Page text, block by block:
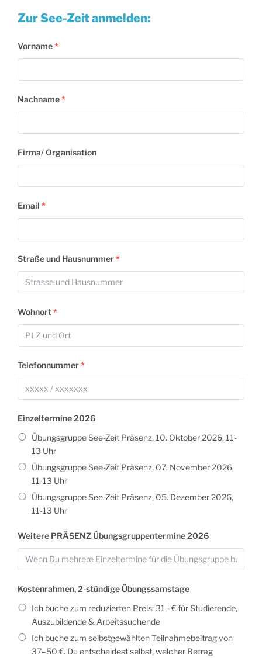
Zur See-Zeit anmelden:
Vorname*
Nachname*
Firma/ Organisation
Email *
Straße und Hausnummer*
Wohnort*
Telefonnummer*
Einzeltermine 2026
Übungsgruppe See-Zeit Präsenz, 10. Oktober 2026, 11-
13 Uhr
Übungsgruppe See-Zeit Präsenz, 07. November 2026,
11-13 Uhr
Übungsgruppe See-Zeit Präsenz, 05. Dezember 2026,
11-13 Uhr
Weitere PRÄSENZ Übungsgruppentermine 2026
Kostenrahmen, 2-stündige Übungssamstage
Ich buche zum reduzierten Preis: 31,- € für Studierende,
Auszubildende & Arbeitssuchende
Ich buche zum selbstgewählten Teilnahmebeitrag von
37–50 €. Du entscheidest selbst, welcher Betrag